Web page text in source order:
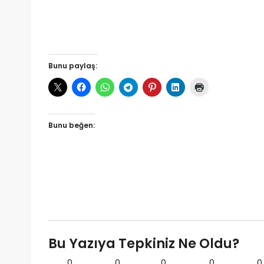
Bunu paylaş:
Bunu beğen:
Bu Yazıya Tepkiniz Ne Oldu?